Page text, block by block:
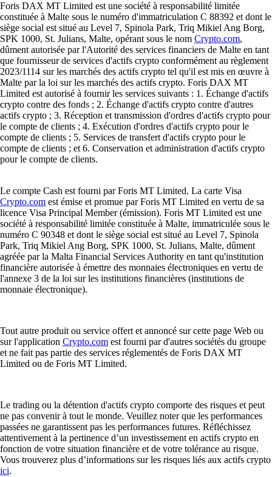
Foris DAX MT Limited est une société à responsabilité limitée
constituée à Malte sous le numéro d'immatriculation C 88392 et dont le
siège social est situé au Level 7, Spinola Park, Triq Mikiel Ang Borg,
SPK 1000, St. Julians, Malte, opérant sous le nom Crypto.com,
dûment autorisée par l'Autorité des services financiers de Malte en tant
que fournisseur de services d'actifs crypto conformément au règlement
2023/1114 sur les marchés des actifs crypto tel qu'il est mis en œuvre à
Malte par la loi sur les marchés des actifs crypto. Foris DAX MT
Limited est autorisé à fournir les services suivants : 1. Échange d'actifs
crypto contre des fonds ; 2. Échange d'actifs crypto contre d'autres
actifs crypto ; 3. Réception et transmission d'ordres d'actifs crypto pour
le compte de clients ; 4. Exécution d'ordres d'actifs crypto pour le
compte de clients ; 5. Services de transfert d'actifs crypto pour le
compte de clients ; et 6. Conservation et administration d'actifs crypto
pour le compte de clients.
Le compte Cash est fourni par Foris MT Limited. La carte Visa
Crypto.com est émise et promue par Foris MT Limited en vertu de sa
licence Visa Principal Member (émission). Foris MT Limited est une
société à responsabilité limitée constituée à Malte, immatriculée sous le
numéro C 90348 et dont le siège social est situé au Level 7, Spinola
Park, Triq Mikiel Ang Borg, SPK 1000, St. Julians, Malte, dûment
agréée par la Malta Financial Services Authority en tant qu'institution
financière autorisée à émettre des monnaies électroniques en vertu de
l'annexe 3 de la loi sur les institutions financières (institutions de
monnaie électronique).
Tout autre produit ou service offert et annoncé sur cette page Web ou
sur l'application Crypto.com est fourni par d'autres sociétés du groupe
et ne fait pas partie des services réglementés de Foris DAX MT
Limited ou de Foris MT Limited.
Le trading ou la détention d'actifs crypto comporte des risques et peut
ne pas convenir à tout le monde. Veuillez noter que les performances
passées ne garantissent pas les performances futures. Réfléchissez
attentivement à la pertinence d’un investissement en actifs crypto en
fonction de votre situation financière et de votre tolérance au risque.
Vous trouverez plus d’informations sur les risques liés aux actifs crypto
ici.